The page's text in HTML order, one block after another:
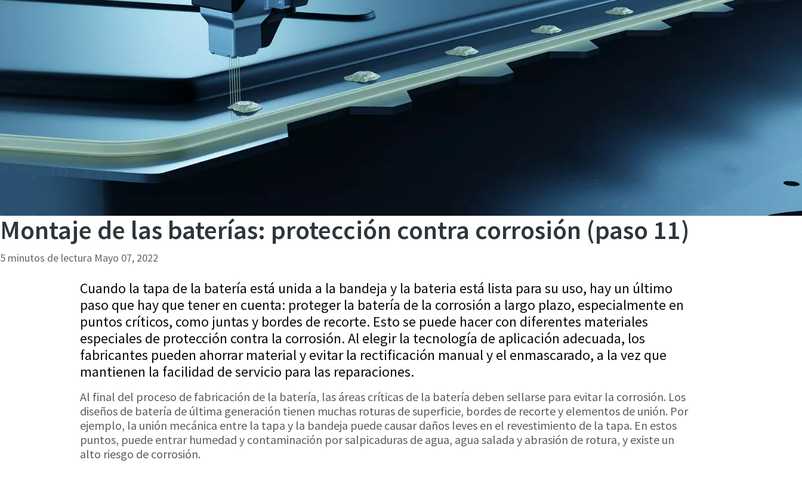
Montaje de las baterías: protección contra corrosión (paso 11)
5 minutos de lectura Mayo 07, 2022
Cuando la tapa de la batería está unida a la bandeja y la bateria está lista para su uso, hay un último
paso que hay que tener en cuenta: proteger la batería de la corrosión a largo plazo, especialmente en
puntos críticos, como juntas y bordes de recorte. Esto se puede hacer con diferentes materiales
especiales de protección contra la corrosión. Al elegir la tecnología de aplicación adecuada, los
fabricantes pueden ahorrar material y evitar la rectificación manual y el enmascarado, a la vez que
mantienen la facilidad de servicio para las reparaciones.
Al final del proceso de fabricación de la batería, las áreas críticas de la batería deben sellarse para evitar la corrosión. Los
diseños de batería de última generación tienen muchas roturas de superficie, bordes de recorte y elementos de unión. Por
ejemplo, la unión mecánica entre la tapa y la bandeja puede causar daños leves en el revestimiento de la tapa. En estos
puntos, puede entrar humedad y contaminación por salpicaduras de agua, agua salada y abrasión de rotura, y existe un
alto riesgo de corrosión.